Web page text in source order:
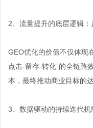
2、流量提升的底层逻辑
GEO优化的价值不仅体现
点击-留存-转化”的全链路
本，最终推动商业目标的达
3、数据驱动的持续迭代机